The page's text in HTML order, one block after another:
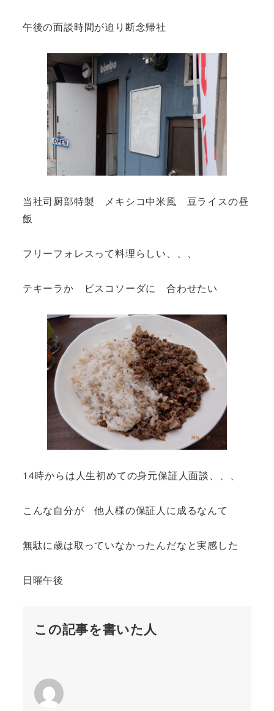
午後の面談時間が迫り断念帰社
当社司厨部特製 メキシコ中米風 豆ライスの昼
飯
フリーフォレスって料理らしい、、、
テキーラか ピスコソーダに 合わせたい
14時からは人生初めての身元保証人面談、、、
こんな自分が 他人様の保証人に成るなんて
無駄に歳は取っていなかったんだなと実感した
日曜午後
この記事を書いた人